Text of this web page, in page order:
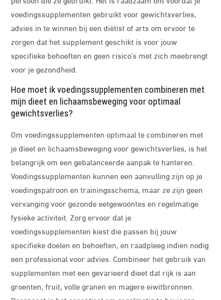
voedingssupplementen gebruikt voor gewichtsverlies,
advies in te winnen bij een diëtist of arts om ervoor te
zorgen dat het supplement geschikt is voor jouw
specifieke behoeften en geen risico’s met zich meebrengt
voor je gezondheid.
Hoe moet ik voedingssupplementen combineren met
mijn dieet en lichaamsbeweging voor optimaal
gewichtsverlies?
Om voedingssupplementen optimaal te combineren met
je dieet en lichaamsbeweging voor gewichtsverlies, is het
belangrijk om een gebalanceerde aanpak te hanteren.
Voedingssupplementen kunnen een aanvulling zijn op je
voedingspatroon en trainingsschema, maar ze zijn geen
vervanging voor gezonde eetgewoontes en regelmatige
fysieke activiteit. Zorg ervoor dat je
voedingssupplementen kiest die passen bij jouw
specifieke doelen en behoeften, en raadpleeg indien nodig
een professional voor advies. Combineer het gebruik van
supplementen met een gevarieerd dieet dat rijk is aan
groenten, fruit, volle granen en magere eiwitbronnen.